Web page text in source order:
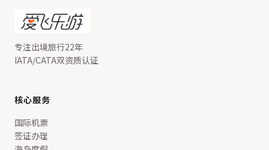
专注出境旅行22年
IATA/CATA双资质认证
核心服务
国际机票
签证办理